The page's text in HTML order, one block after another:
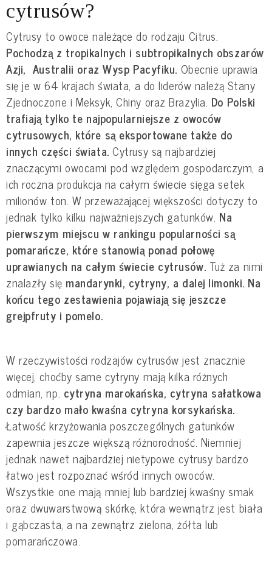
cytrusów?
Cytrusy to owoce należące do rodzaju Citrus.
Pochodzą z tropikalnych i subtropikalnych obszarów
Azji, Australii oraz Wysp Pacyfiku. Obecnie uprawia
się je w 64 krajach świata, a do liderów należą Stany
Zjednoczone i Meksyk, Chiny oraz Brazylia. Do Polski
trafiają tylko te najpopularniejsze z owoców
cytrusowych, które są eksportowane także do
innych części świata.Cytrusy są najbardziej
znaczącymi owocami pod względem gospodarczym, a
ich roczna produkcja na całym świecie sięga setek
milionów ton. W przeważającej większości dotyczy to
jednak tylko kilku najważniejszych gatunków. Na
pierwszym miejscu w rankingu popularności są
pomarańcze, które stanowią ponad połowę
uprawianych na całym świecie cytrusów. Tuż za nimi
znalazły się mandarynki, cytryny, a dalej limonki. Na
końcu tego zestawienia pojawiają się jeszcze
grejpfruty i pomelo.
W rzeczywistości rodzajów cytrusów jest znacznie
więcej, choćby same cytryny mają kilka różnych
odmian, np. cytryna marokańska, cytryna sałatkowa
czy bardzo mało kwaśna cytryna korsykańska.
Łatwość krzyżowania poszczególnych gatunków
zapewnia jeszcze większą różnorodność. Niemniej
jednak nawet najbardziej nietypowe cytrusy bardzo
łatwo jest rozpoznać wśród innych owoców.
Wszystkie one mają mniej lub bardziej kwaśny smak
oraz dwuwarstwową skórkę, która wewnątrz jest biała
i gąbczasta, a na zewnątrz zielona, żółta lub
pomarańczowa.